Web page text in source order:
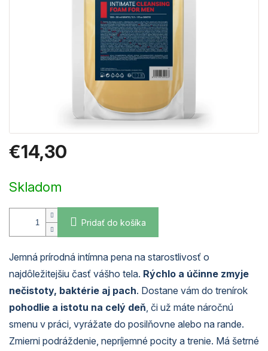
€14,30
cena:
Skladom
Pridať do košíka
Jemná prírodná intímna pena na starostlivosť o
najdôležitejšiu časť vášho tela. Rýchlo a účinne zmyje
nečistoty, baktérie aj pach. Dostane vám do trenírok
pohodlie a istotu na celý deň, či už máte náročnú
smenu v práci, vyrážate do posilňovne alebo na rande.
Zmierni podráždenie, nepríjemné pocity a trenie. Má šetrné